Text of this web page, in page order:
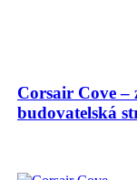
Corsair Cove
budovatelská